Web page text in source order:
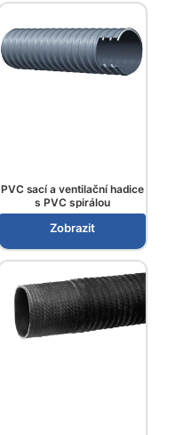
PVC sací a ventilační hadice
s PVC spirálou
Zobrazit